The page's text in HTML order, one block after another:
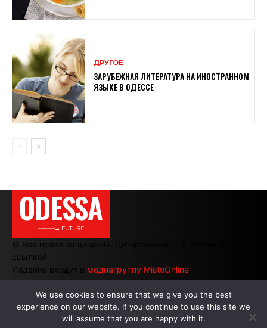
ДРУГОЕ
ЗАРУБЕЖНАЯ ЛИТЕРАТУРА НА ИНОСТРАННОМ
ЯЗЫКЕ В ОДЕССЕ
ODESSA
———→ FUTURE
© Все права защищены. Цитирование — с активной
ссылкой.
Издание входит в медиагруппу MistoOnline
АВТОРЫ | РЕКЛАМА НА САЙТЕ
We use cookies to ensure that we give you the best
experience on our website. If you continue to use this site we
will assume that you are happy with it.